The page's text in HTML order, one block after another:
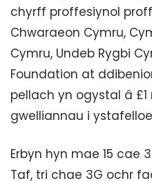
chyrff proffesiynol
Chwaraeon Cymru,
Cymru, Undeb Rygbi
Foundation at
pellach yn ogystal â
gwelliannau i
Erbyn hyn mae 15 cae
Taf, tri chae 3G ochr